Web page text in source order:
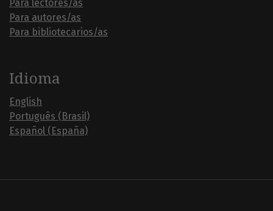
Para lectores/as
Para autores/as
Para bibliotecarios/as
Idioma
English
Português (Brasil)
Español (España)